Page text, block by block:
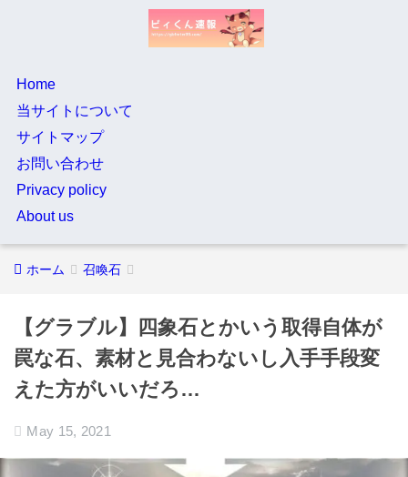
Home
当サイトについて
サイトマップ
お問い合わせ
Privacy policy
About us
ホーム 召喚石
【グラブル】四象石とかいう取得自体が
罠な石、素材と見合わないし入手手段変
えた方がいいだろ…
May 15, 2021